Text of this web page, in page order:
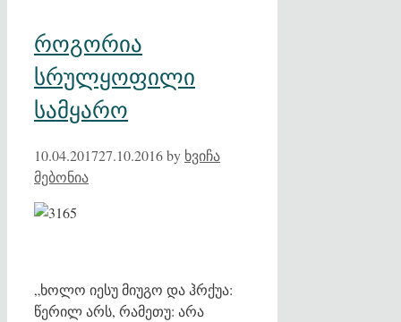
როგორია
სრულყოფილი
სამყარო
10.04.201727.10.2016by ხვიჩა
მებონია
„ხოლო იესუ მიუგო და ჰრქუა:
წერილ არს, რამეთუ: არა